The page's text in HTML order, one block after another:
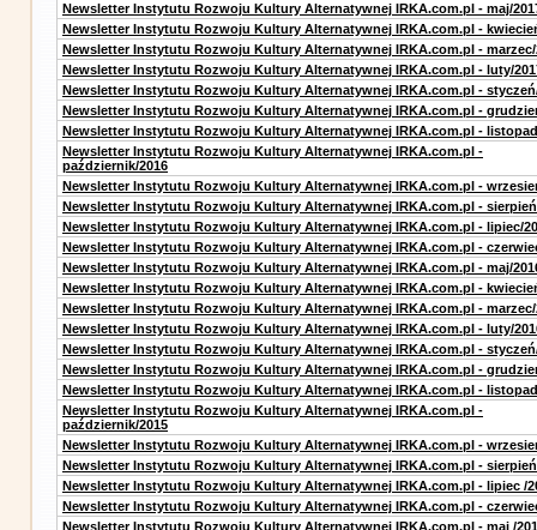
Newsletter Instytutu Rozwoju Kultury Alternatywnej IRKA.com.pl - maj/
Newsletter Instytutu Rozwoju Kultury Alternatywnej IRKA.com.pl -
Newsletter Instytutu Rozwoju Kultury Alternatywnej IRKA.com.pl - marzec/
Newsletter Instytutu Rozwoju Kultury Alternatywnej IRKA.com.pl - luty/
Newsletter Instytutu Rozwoju Kultury Alternatywnej IRKA.com.pl -
Newsletter Instytutu Rozwoju Kultury Alternatywnej IRKA.com.pl -
Newsletter Instytutu Rozwoju Kultury Alternatywnej IRKA.com.pl -
Newsletter Instytutu Rozwoju Kultury Alternatywnej IRKA.com.pl -
październik/2016
Newsletter Instytutu Rozwoju Kultury Alternatywnej IRKA.com.pl -
Newsletter Instytutu Rozwoju Kultury Alternatywnej IRKA.com.pl -
Newsletter Instytutu Rozwoju Kultury Alternatywnej IRKA.com.pl - lipiec/
Newsletter Instytutu Rozwoju Kultury Alternatywnej IRKA.com.pl -
Newsletter Instytutu Rozwoju Kultury Alternatywnej IRKA.com.pl - maj/
Newsletter Instytutu Rozwoju Kultury Alternatywnej IRKA.com.pl -
Newsletter Instytutu Rozwoju Kultury Alternatywnej IRKA.com.pl - marzec/
Newsletter Instytutu Rozwoju Kultury Alternatywnej IRKA.com.pl - luty/
Newsletter Instytutu Rozwoju Kultury Alternatywnej IRKA.com.pl -
Newsletter Instytutu Rozwoju Kultury Alternatywnej IRKA.com.pl -
Newsletter Instytutu Rozwoju Kultury Alternatywnej IRKA.com.pl -
Newsletter Instytutu Rozwoju Kultury Alternatywnej IRKA.com.pl -
październik/2015
Newsletter Instytutu Rozwoju Kultury Alternatywnej IRKA.com.pl -
Newsletter Instytutu Rozwoju Kultury Alternatywnej IRKA.com.pl -
Newsletter Instytutu Rozwoju Kultury Alternatywnej IRKA.com.pl - lipiec /
Newsletter Instytutu Rozwoju Kultury Alternatywnej IRKA.com.pl -
Newsletter Instytutu Rozwoju Kultury Alternatywnej IRKA.com.pl - maj /